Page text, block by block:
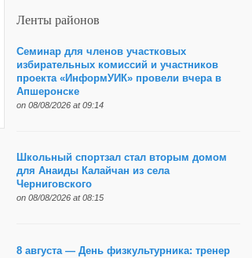
Ленты районов
Семинар для членов участковых
избирательных комиссий и участников
проекта «ИнформУИК» провели вчера в
Апшеронске
on 08/08/2026 at 09:14
Школьный спортзал стал вторым домом
для Анаиды Калайчан из села
Черниговского
on 08/08/2026 at 08:15
8 августа — День физкультурника: тренер